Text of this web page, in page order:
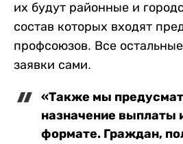
их будут районные и
состав которых входят
профсоюзов. Все
заявки сами.
«Также мы
назначение выплаты
формате. Граждан,